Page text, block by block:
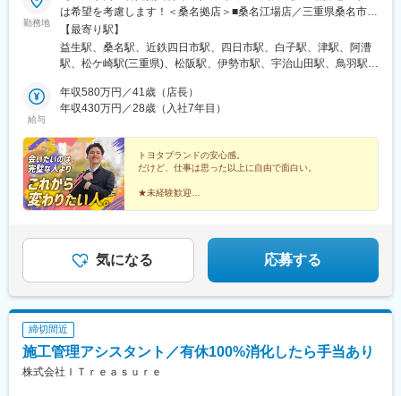
駅、二階堂駅、松江しんじ湖温泉駅、米原駅、彦根駅、長浜駅、
守山駅、草津駅(滋賀県)、近江八幡駅、大津駅、京阪膳所駅、栗東
駅、南彦根駅、京阪石山駅、信楽駅、野洲駅、京阪大津京駅、和
歌山駅、貴志駅、白浜駅、和歌山市駅、橋本駅(和歌山県)、紀伊田
駅、西笠田駅、海南駅、紀三井寺駅、新宮駅、国際センター駅、
鶴舞駅、丸の内駅(愛知県)、金山駅(愛知県)、中部国際空港駅(鉄
県)、上前津駅、犬山駅、野田新町駅、岐阜駅、大垣駅、高山駅、
下呂駅、多治見駅、美濃太田駅、新鵜沼駅、西岐阜駅、岐阜羽島
駅、飛騨古川駅、名鉄岐阜駅、穂積駅、鵜沼駅、中津川駅、宇治
山田駅、鳥羽駅、播磨駅、近鉄四日市駅、津駅、松阪駅、志摩神
明駅、五十鈴川駅、四日市駅、伊勢中川駅、西桑名駅、鵜方駅、
枝駅、家山駅、博多駅、小倉駅(福岡県)、太宰府駅、久留米駅、門
司港駅、天神駅、西鉄香椎駅、千早駅、福岡空港駅(鉄道)、西鉄二
日市駅、折尾駅、新宮中央駅、中洲川端駅、鹿児島中央駅前駅、
大山駅(鹿児島県)、指宿駅、川内駅(鹿児島県)、嘉例川駅、出水
駅、吉松駅、国分駅(鹿児島県)、大隅横川駅、阿久根駅、鹿児島
駅、市立病院前駅(鹿児島県)、加治木駅、霧島神宮駅、熊本駅、阿
蘇駅、八代駅、人吉駅、水前寺公園駅、肥後大津駅、原水駅、荒
尾駅(熊本県)、南熊本駅、武蔵塚駅、宇土駅、高森駅、日奈久温泉
駅、大分駅、由布院駅、別府駅(大分県)、中津駅(大分県)、賀来
勤務地
は希望を考慮します！＜桑名拠店＞■桑名江場店／三重県桑名市江
場615-1■桑名駅前店／三重県桑名市寿町2丁目31＜四日市拠店＞■
近鉄四日市駅前店／三重県四日市市浜田町5-27 第3加藤ビル1階■
四日市店／三重県四日市市浜田町1-16■四日市車両管理センター／
市白子町2976-1＜津拠店＞■津栄町店／三重県津市栄町2丁目341
番地■津駅前店／三重県津市羽所町380-1 津駅東口ビル1階■津みな
県松阪市久米町1088-1■松阪駅前店／三重県松阪市朝日町１区7-4
＜伊勢拠店＞＼★積極採用中！★／■伊勢店／三重県伊勢市河崎2
丁目11番6号■伊勢宇治山田駅前店／三重県伊勢市岩渕2丁目413-
19＜鳥羽＞■鳥羽駅前店／三重県鳥羽市鳥羽1丁目2380-29※受動
喫煙対策：敷地内喫煙可能場所あり
【最寄り駅】
益生駅、桑名駅、近鉄四日市駅、四日市駅、白子駅、津駅、阿漕
駅、松ケ崎駅(三重県)、松阪駅、伊勢市駅、宇治山田駅、鳥羽駅、
給与
年収580万円／41歳（店長）
年収430万円／28歳（入社7年目）
トヨタブランドの安心感。
だけど、仕事は思った以上に自由で面白い。
★未経験歓迎
★産休・育休取得実績あり
気になる 応募する
締切間近
施工管理アシスタント／有休100%消化したら手当あり
株式会社ＩＴｒｅａｓｕｒｅ